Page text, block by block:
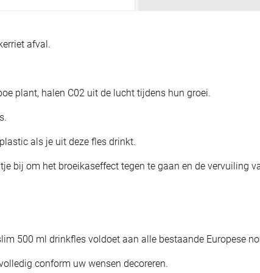
afval.
plant, halen C02 uit de lucht tijdens hun groei.
als je uit deze fles drinkt.
bij om het broeikaseffect tegen te gaan en de vervuiling
500 ml drinkfles voldoet aan alle bestaande Europese
conform uw wensen decoreren.